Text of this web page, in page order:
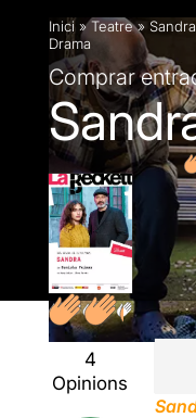
Inici »Teatre» Sandra
Drama
Comprar
4
Opinions